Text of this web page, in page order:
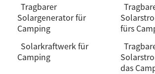
Tragbarer
Solargenerator für
Camping
fürs
Solarkraftwerk für
Camping
das